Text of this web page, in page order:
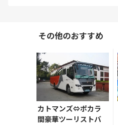
その他のおすすめ
カトマンズ⇔ポカラ
間豪華ツーリストバ